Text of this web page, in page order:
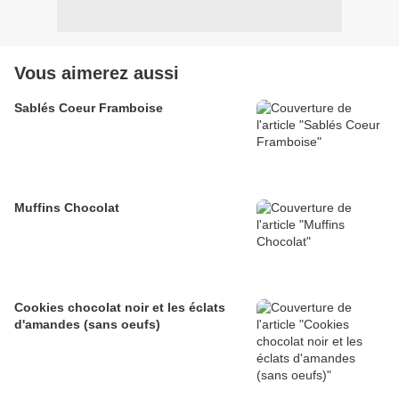
Vous aimerez aussi
Sablés Coeur Framboise
Muffins Chocolat
Cookies chocolat noir et les éclats
d'amandes (sans oeufs)